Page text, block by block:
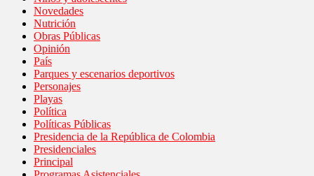
Novedades
Nutrición
Obras Públicas
Opinión
País
Parques y escenarios deportivos
Personajes
Playas
Política
Políticas Públicas
Presidencia de la República de Colombia
Presidenciales
Principal